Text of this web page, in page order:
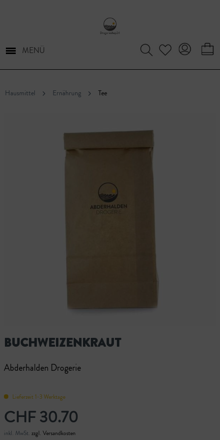
MENÜ
Hausmittel Ernährung Tee
BUCHWEIZENKRAUT
Abderhalden Drogerie
Lieferzeit 1-3 Werktage
CHF 30.70
inkl. MwSt. zzgl. Versandkosten